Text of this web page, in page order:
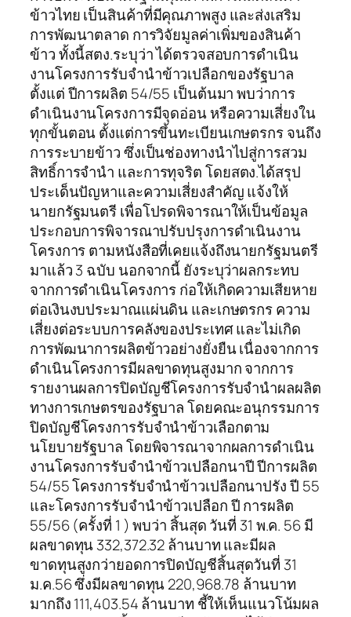
ข้าวไทย เป็นสินค้าที่มีคุณภาพสูง และส่งเสริม
การพัฒนาตลาด การวิจัยมูลค่าเพิ่มของสินค้า
ข้าว ทั้งนี้สตง.ระบุว่า ได้ตรวจสอบการดำเนิน
งานโครงการรับจำนำข้าวเปลือกของรัฐบาล
ตั้งแต่ ปีการผลิต 54/55 เป็นต้นมา พบว่าการ
ดำเนินงานโครงการมีจุดอ่อน หรือความเสี่ยงใน
ทุกขั้นตอน ตั้งแต่การขึ้นทะเบียนเกษตรกร จนถึง
การระบายข้าว ซึ่งเป็นช่องทางนำไปสู่การสวม
สิทธิ์การจำนำ และการทุจริต โดยสตง.ได้สรุป
ประเด็นปัญหาและความเสี่ยงสำคัญ แจ้งให้
นายกรัฐมนตรี เพื่อโปรดพิจารณาให้เป็นข้อมูล
ประกอบการพิจารณาปรับปรุงการดำเนินงาน
โครงการ ตามหนังสือที่เคยแจ้งถึงนายกรัฐมนตรี
มาแล้ว 3 ฉบับ นอกจากนี้ ยังระบุว่าผลกระทบ
จากการดำเนินโครงการ ก่อให้เกิดความเสียหาย
ต่อเงินงบประมาณแผ่นดิน และเกษตรกร ความ
เสี่ยงต่อระบบการคลังของประเทศ และไม่เกิด
การพัฒนาการผลิตข้าวอย่างยั่งยืน เนื่องจากการ
ดำเนินโครงการมีผลขาดทุนสูงมาก จากการ
รายงานผลการปิดบัญชีโครงการรับจำนำผลผลิต
ทางการเกษตรของรัฐบาล โดยคณะอนุกรรมการ
ปิดบัญชีโครงการรับจำนำข้าวเลือกตาม
นโยบายรัฐบาล โดยพิจารณาจากผลการดำเนิน
งานโครงการรับจำนำข้าวเปลือกนาปี ปีการผลิต
54/55 โครงการรับจำนำข้าวเปลือกนาปรัง ปี 55
และโครงการรับจำนำข้าวเปลือก ปี การผลิต
55/56 (ครั้งที่ 1 ) พบว่า สิ้นสุด วันที่ 31 พ.ค. 56 มี
ผลขาดทุน 332,372.32 ล้านบาท และมีผล
ขาดทุนสูงกว่ายอดการปิดบัญชีสิ้นสุดวันที่ 31
ม.ค.56 ซึ่งมีผลขาดทุน 220,968.78 ล้านบาท
มากถึง 111,403.54 ล้านบาท ชี้ให้เห็นแนวโน้มผล